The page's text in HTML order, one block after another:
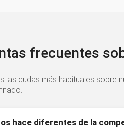
frecuentes
las dudas más habituales sobre
hace diferentes de la